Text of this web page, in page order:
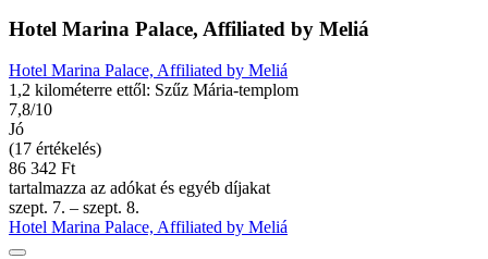
Hotel Marina Palace, Affiliated by Meliá
Hotel Marina Palace, Affiliated by Meliá
1,2 kilométerre ettől: Szűz Mária-templom
7,8/10
Jó
(17 értékelés)
86 342 Ft
tartalmazza az adókat és egyéb díjakat
szept. 7. – szept. 8.
Hotel Marina Palace, Affiliated by Meliá